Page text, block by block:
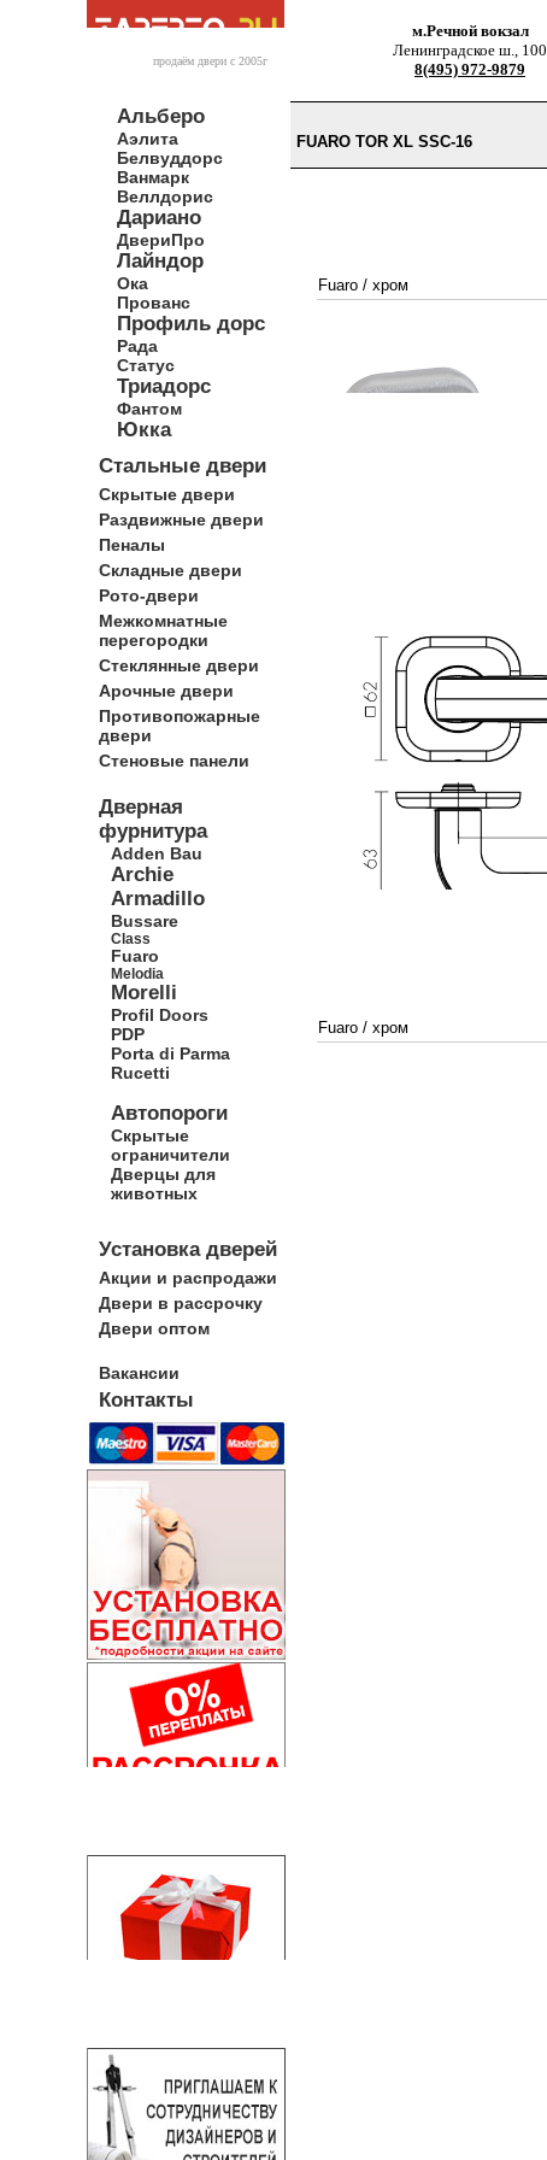
продаём двери c 2005г
Альберо
Аэлита
Белвуддорс
Ванмарк
Веллдорис
Дариано
ДвериПро
Лайндор
Ока
Прованс
Профиль дорс
Рада
Статус
Триадорс
Фантом
Юкка
Стальные двери
Скрытые двери
Раздвижные двери
Пеналы
Складные двери
Рото-двери
Межкомнатные
перегородки
Стеклянные двери
Арочные двери
Противопожарные
двери
Стеновые панели
Дверная
фурнитура
Adden Bau
Archie
Armadillo
Bussare
Class
Fuaro
Melodia
Morelli
Profil Doors
PDP
Porta di Parma
Rucetti
Автопороги
Скрытые
ограничители
Дверцы для
животных
Установка дверей
Акции и распродажи
Двери в рассрочку
Двери оптом
Вакансии
Контакты
м.Речной вокзал
Ленинградское ш., 100
8(495) 972-9879
FUARO TOR XL SSC-16
Fuaro / хром
Fuaro / хром